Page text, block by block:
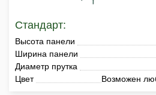
Стандарт:
Высота панели
Ширина панели
Диаметр прутка
Цвет
Возможен